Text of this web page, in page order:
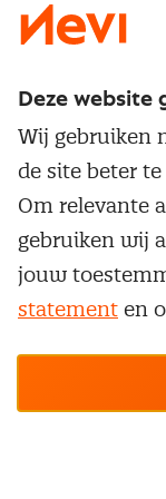
Deze website
Wij gebruiken
de site beter
Om relevante
gebruiken wij
jouw
statement en